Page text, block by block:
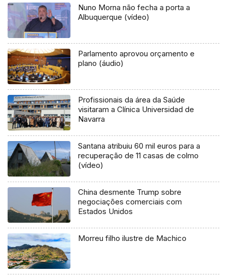
Nuno Morna não fecha a porta a
Albuquerque (vídeo)
Parlamento aprovou orçamento e
plano (áudio)
Profissionais da área da Saúde
visitaram a Clínica Universidad de
Navarra
Santana atribuiu 60 mil euros para a
recuperação de 11 casas de colmo
(vídeo)
China desmente Trump sobre
negociações comerciais com
Estados Unidos
Morreu filho ilustre de Machico